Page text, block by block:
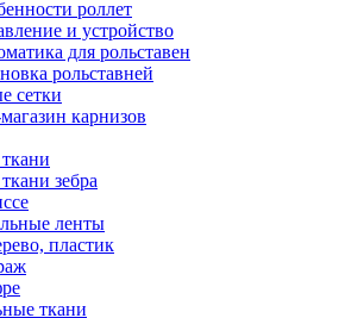
роллет
и устройство
для рольставен
рольставней
сетки
карнизов
зебра
ленты
пластик
ткани